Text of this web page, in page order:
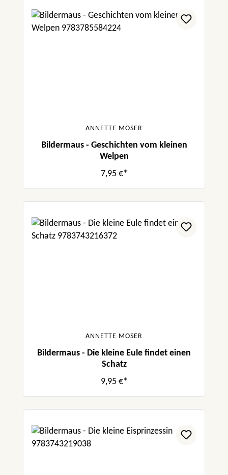
ANNETTE MOSER
Bildermaus - Geschichten vom kleinen
Welpen
7,95 €*
ANNETTE MOSER
Bildermaus - Die kleine Eule findet einen
Schatz
9,95 €*